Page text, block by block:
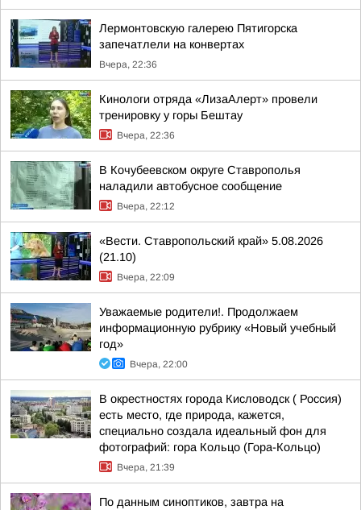
Лермонтовскую галерею Пятигорска
запечатлели на конвертах
Вчера, 22:36
Кинологи отряда «ЛизаАлерт» провели
тренировку у горы Бештау
Вчера, 22:36
В Кочубеевском округе Ставрополья
наладили автобусное сообщение
Вчера, 22:12
«Вести. Ставропольский край» 5.08.2026
(21.10)
Вчера, 22:09
Уважаемые родители!. Продолжаем
информационную рубрику «Новый учебный
год»
Вчера, 22:00
В окрестностях города Кисловодск ( Россия)
есть место, где природа, кажется,
специально создала идеальный фон для
фотографий: гора Кольцо (Гора-Кольцо)
Вчера, 21:39
По данным синоптиков, завтра на